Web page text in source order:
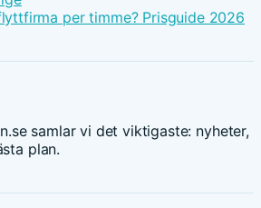
per timme? Prisguide 2026
samlar vi det viktigaste: nyheter,
plan.